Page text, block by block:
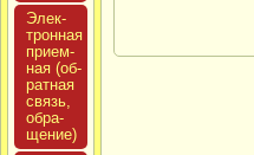
Элек­
трон­ная
при­ем­
ная (об­
ратная
связь,
об­ра­
щение)